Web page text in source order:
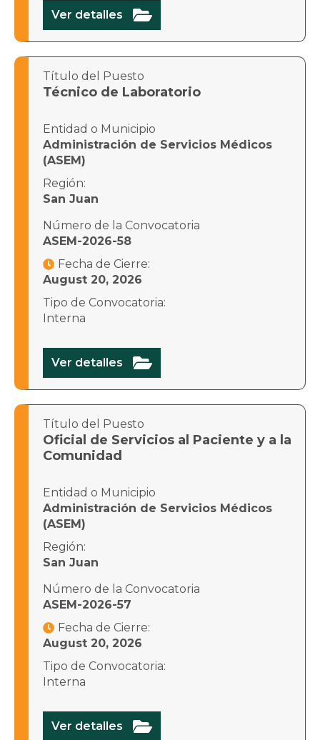
Ver detalles 
Título del Puesto
Técnico de Laboratorio
Entidad o Municipio
Administración de Servicios Médicos
(ASEM)
Región:
San Juan
Número de la Convocatoria
ASEM-2026-58
 Fecha de Cierre:
August 20, 2026
Tipo de Convocatoria:
Interna
Ver detalles 
Título del Puesto
Oficial de Servicios al Paciente y a la
Comunidad
Entidad o Municipio
Administración de Servicios Médicos
(ASEM)
Región:
San Juan
Número de la Convocatoria
ASEM-2026-57
 Fecha de Cierre:
August 20, 2026
Tipo de Convocatoria:
Interna
Ver detalles 